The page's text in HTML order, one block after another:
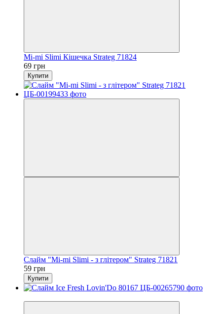
Mi-mi Slimi Кішечка Strateg 71824
69 грн
Купити
Слайм "Mi-mi Slimi - з глітером" Strateg 71821
59 грн
Купити